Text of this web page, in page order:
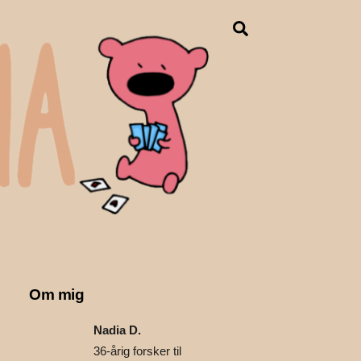
Om mig
Nadia D.
36-årig forsker til